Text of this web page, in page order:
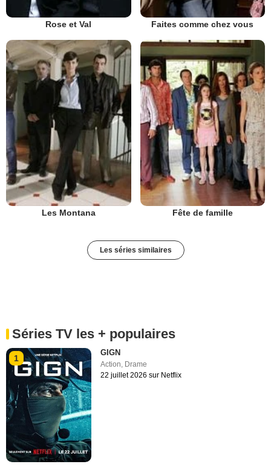
Rose et Val Faites comme chez vous
Les Montana Fête de famille
Les séries similaires
Séries TV les + populaires
1
GIGN
Action, Drame
22 juillet 2026 sur Netflix